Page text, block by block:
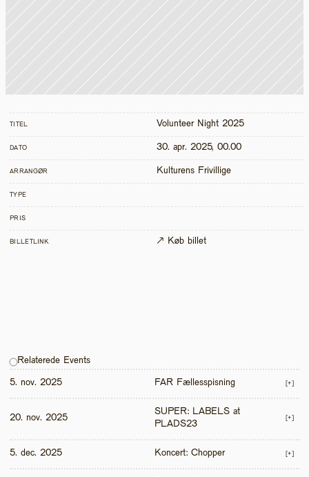
TITEL Volunteer Night 2025
DATO 30. apr. 2025, 00.00
ARRANGØR Kulturens Frivillige
TYPE
PRIS
BILLETLINK ↗ Køb billet
Relaterede Events
5. nov. 2025 FAR Fællesspisning [+]
20. nov. 2025
SUPER: LABELS at
PLADS23
[+]
5. dec. 2025 Koncert: Chopper [+]